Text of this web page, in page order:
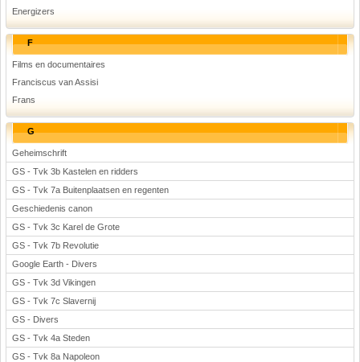
Energizers
F
Films en documentaires
Franciscus van Assisi
Frans
G
Geheimschrift
GS - Tvk 3b Kastelen en ridders
GS - Tvk 7a Buitenplaatsen en regenten
Geschiedenis canon
GS - Tvk 3c Karel de Grote
GS - Tvk 7b Revolutie
Google Earth - Divers
GS - Tvk 3d Vikingen
GS - Tvk 7c Slavernij
GS - Divers
GS - Tvk 4a Steden
GS - Tvk 8a Napoleon